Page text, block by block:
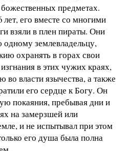
предметах.
его вместе со многими
взяли в плен пираты. Они
землевладельцу,
охранять в горах свои
в этих чужих краях,
власти язычества, а также
его сердце к Богу. Он
покаяния, пребывая дни и
на замерзшей или
и не испытывал при этом
его душа была полна